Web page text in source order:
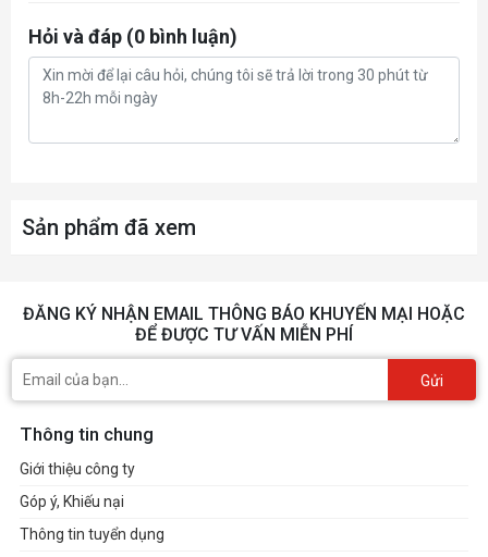
Hỏi và đáp (0 bình luận)
Sản phẩm đã xem
ĐĂNG KÝ NHẬN EMAIL THÔNG BÁO KHUYẾN MẠI HOẶC
ĐỂ ĐƯỢC TƯ VẤN MIỄN PHÍ
Gửi
Thông tin chung
Giới thiệu công ty
Góp ý, Khiếu nại
Thông tin tuyển dụng